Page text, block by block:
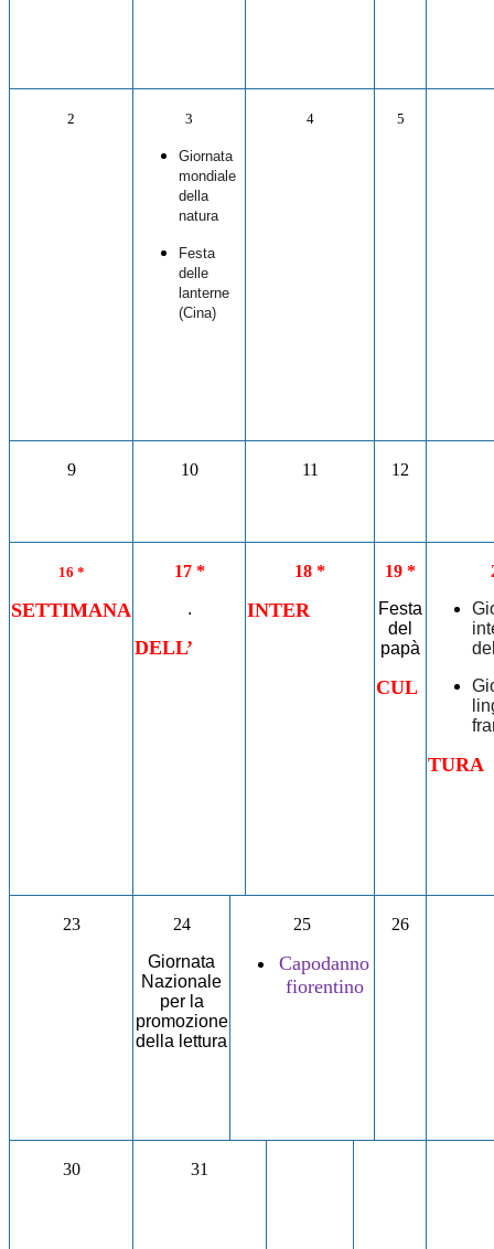
2 3
Giornata
mondiale
della
natura
Festa
delle
lanterne
(Cina)
4 5
9 10 11 12
16 *
SETTIMANA
17 *
.
DELL’
18 *
INTER
19 *
Festa
del
papà
CUL
TURA
23
24
Giornata
Nazionale
per la
promozione
della lettura
25
Capodanno
fiorentino
26
30 31